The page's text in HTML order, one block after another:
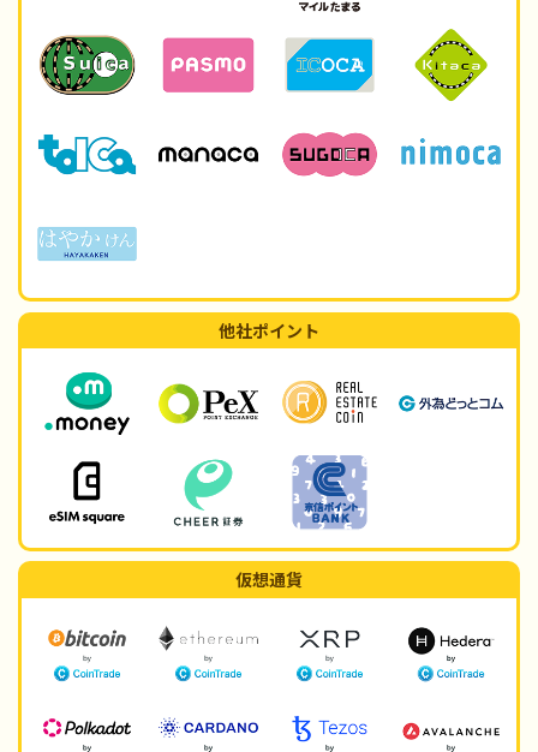
他社ポイント
仮想通貨